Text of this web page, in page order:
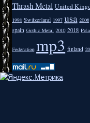
Thrash Metal United
1998 Switzerland 1997 usa 2008
spain Gothic Metal 2010 2018
Federation mp3 finland